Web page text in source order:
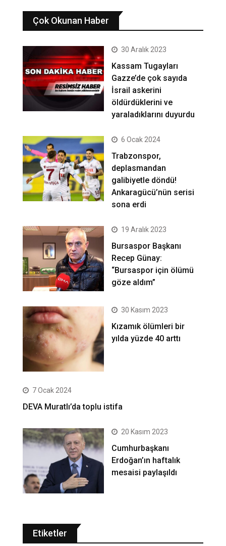
Çok Okunan Haber
30 Aralık 2023
Kassam Tugayları
Gazze’de çok sayıda
İsrail askerini
öldürdüklerini ve
yaraladıklarını duyurdu
6 Ocak 2024
Trabzonspor,
deplasmandan
galibiyetle döndü!
Ankaragücü’nün serisi
sona erdi
19 Aralık 2023
Bursaspor Başkanı
Recep Günay:
“Bursaspor için ölümü
göze aldım”
30 Kasım 2023
Kızamık ölümleri bir
yılda yüzde 40 arttı
7 Ocak 2024
DEVA Muratlı’da toplu istifa
20 Kasım 2023
Cumhurbaşkanı
Erdoğan’ın haftalık
mesaisi paylaşıldı
Etiketler